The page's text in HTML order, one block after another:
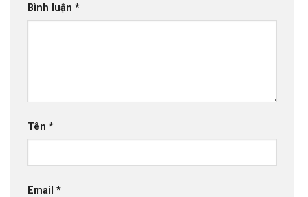
Bình luận *
Tên *
Email *